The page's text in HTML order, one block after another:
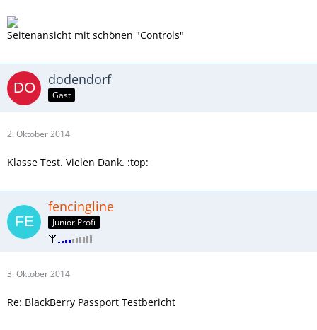
Seitenansicht mit schönen "Controls"
dodendorf
Gast
2. Oktober 2014
Klasse Test. Vielen Dank. :top:
fencingline
Junior Profi
3. Oktober 2014
Re: BlackBerry Passport Testbericht